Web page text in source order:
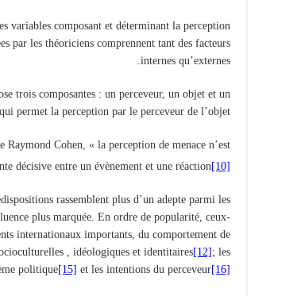
variables composant et déterminant la perception
par les théoriciens comprennent tant des facteurs
internes qu’externes.
trois composantes : un perceveur, un objet et un
permet la perception par le perceveur de l’objet.
Cohen, « la perception de menace n’est
décisive entre un évènement et une réaction[10]
rassemblent plus d’un adepte parmi les
plus marquée. En ordre de popularité, ceux-
internationaux importants, du comportement de
, idéologiques et identitaires[12] ; les
politique[15] et les intentions du perceveur[16]